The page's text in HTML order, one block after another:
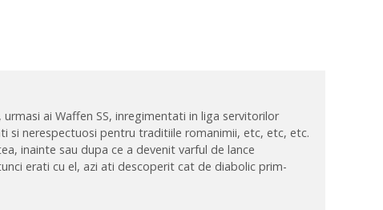
urmasi ai Waffen SS, inregimentati in liga servitorilor
si nerespectuosi pentru traditiile romanimii, etc, etc, etc.
inainte sau dupa ce a devenit varful de lance
erati cu el, azi ati descoperit cat de diabolic prim-